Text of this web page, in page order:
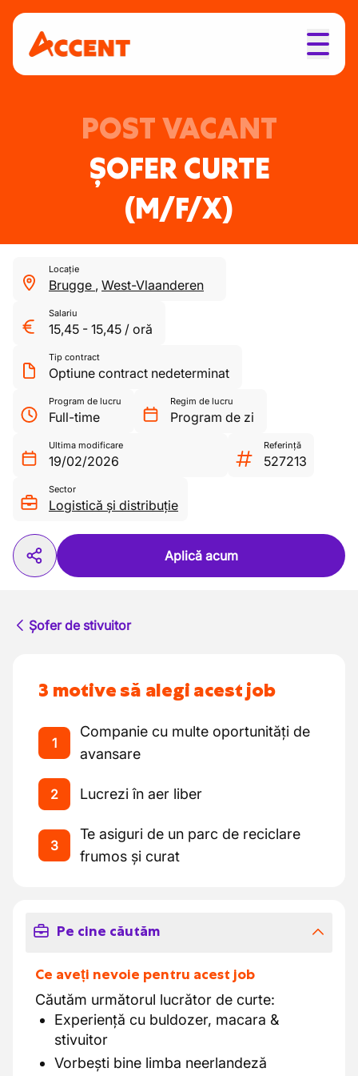
POST VACANT
ȘOFER CURTE
(M/F/X)
Locație
Brugge , West-Vlaanderen
Salariu
15,45 - 15,45 / oră
Tip contract
Optiune contract nedeterminat
Program de lucru
Full-time
Regim de lucru
Program de zi
Ultima modificare
19/02/2026
Referință
527213
Sector
Logistică și distribuție
Aplică acum
Șofer de stivuitor
3 motive să alegi acest job
1
Companie cu multe oportunități de
avansare
2 Lucrezi în aer liber
3
Te asiguri de un parc de reciclare
frumos și curat
Pe cine căutăm
Ce aveți nevoie pentru acest job
Căutăm următorul lucrător de curte:
Experiență cu buldozer, macara &
stivuitor
Vorbești bine limba neerlandeză